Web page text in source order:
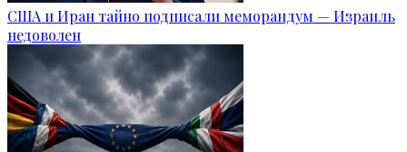
США и Иран тайно подписали меморандум — Израиль
недоволен